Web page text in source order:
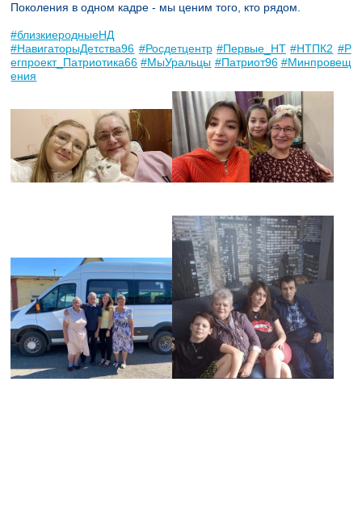
Поколения в одном кадре - мы ценим того, кто рядом.
#близкиеродныеНД
#НавигаторыДетства96 #Росдетцентр #Первые_НТ #НТПК2 #Р
егпроект_Патриотика66 #МыУральцы #Патриот96 #Минпровещ
ения